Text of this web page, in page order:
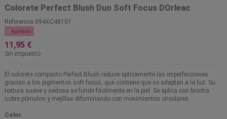
Colorete Perfect Blush Duo Soft Focus DOrleac
Referencia 094XC48101
 Agotado
11,95 €
Sin impuesto
El colorete compacto Perfect Blush reduce opticamente las imperfecciones
gracias a los pigmentos soft focus, que contiene que se adaptan a la luz. Su
textura suave y sedosa se funde fácilmente en la piel. Se aplica con brocha
sobre pómulos y mejillas difuminando con movimientos circulares.
Color